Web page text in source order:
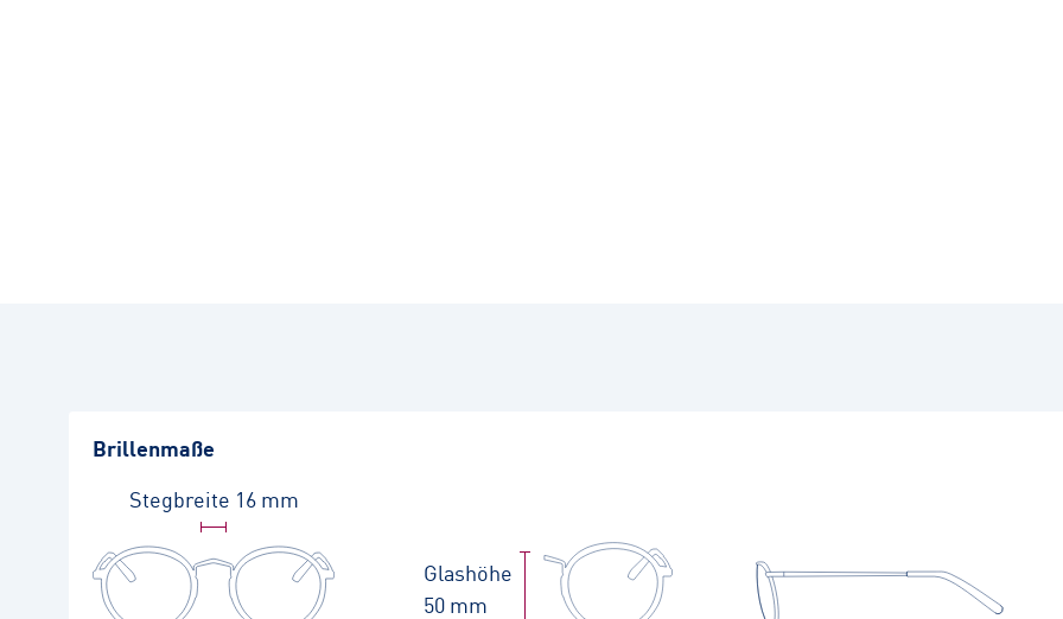
Brillenmaße
Stegbreite 16 mm
Glashöhe
50 mm